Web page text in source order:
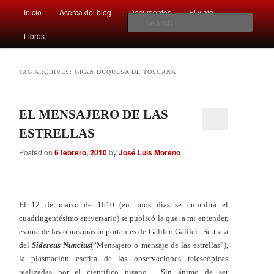
Afán por saber
nos rodea
Main
menu
Skip
to
Skip
to
Inicio Acerca del blog Documentos El viaje …
Libros
TAG ARCHIVES: GRAN DUQUESA DE TOSCANA
EL MENSAJERO DE LAS
ESTRELLAS
Posted on 6 febrero, 2010byJosé Luis Moreno
El 12 de marzo de 1610 (en unos días se cumplirá el
cuadringentésimo aniversario) se publicó la que, a mi entender,
es una de las obras más importantes de Galileo Galilei. Se trata
del Sidereus Nuncius(“Mensajero o mensaje de las estrellas”),
la plasmación escrita de las observaciones telescópicas
realizadas por el científico pisano. Sin ánimo de ser